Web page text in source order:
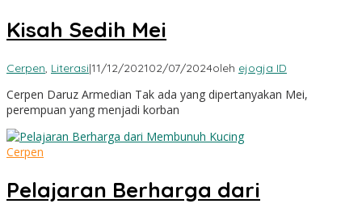
Kisah Sedih Mei
Cerpen, Literasi|11/12/202102/07/2024oleh ejogja ID
Cerpen Daruz Armedian Tak ada yang dipertanyakan Mei,
perempuan yang menjadi korban
Cerpen
Pelajaran Berharga dari